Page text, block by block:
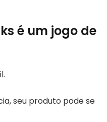
é um jogo de
seu produto pode se